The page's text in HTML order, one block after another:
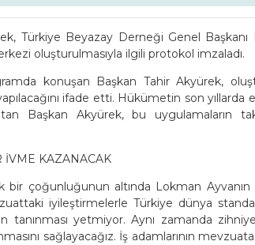
Türkiye Beyazay Derneği Genel
oluşturulmasıyla ilgili protokol imzaladı.
konuşan Başkan Tahir Akyürek,
ifade etti. Hükümetin son
Başkan Akyürek, bu uygulamaların
İVME KAZANACAK
çoğunluğunun altında Lokman Ayvanın
iyileştirmelerle Türkiye dünya
tanınması yetmiyor. Aynı zamanda
sağlayacağız. İş adamlarının